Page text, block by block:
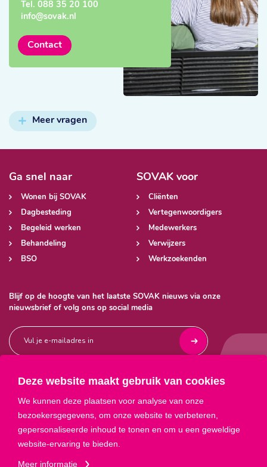
Deze website maakt gebruik van cookies
We kunnen deze plaatsen voor analyse van onze
bezoekersgegevens, om onze website te verbeteren,
gepersonaliseerde inhoud te tonen en om u een geweldige
website-ervaring te bieden.
Meer informatie
Tel. 088 35 20 100
info@sovak.nl
Contact
Meer vragen
Blijf op de hoogte van het laatste SOVAK nieuws via onze
nieuwsbrief of volg ons op social media
  
Ga snel naar
Wonen bij SOVAK
Dagbesteding
Begeleid werken
Behandeling
BSO
SOVAK voor
Cliënten
Vertegenwoordigers
Medewerkers
Verwijzers
Werkzoekenden
Privacyverklaring